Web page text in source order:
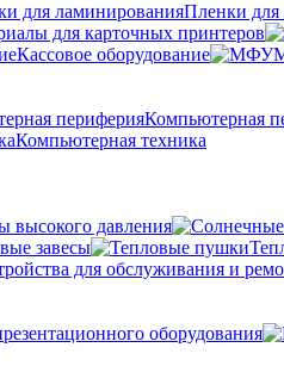
Пленки для
для карточных принтеров
Кассовое оборудование
Компьютерная
Компьютерная техника
высокого давления
завесы
оборудования